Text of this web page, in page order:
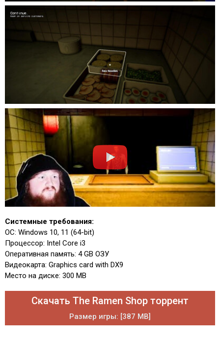
Системные требования:
ОС: Windows 10, 11 (64-bit)
Процессор: Intel Core i3
Оперативная память: 4 GB ОЗУ
Видеокарта: Graphics card with DX9
Место на диске: 300 MB
Скачать The Ramen Shop торрент
Размер игры: [387 MB]